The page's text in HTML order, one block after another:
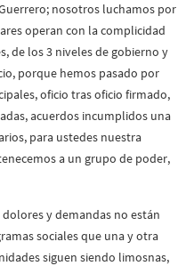
nosotros luchamos por
operan con la complicidad
de los 3 niveles de gobierno y
porque hemos pasado por
oficio tras oficio firmado,
acuerdos incumplidos una
para ustedes nuestra
a un grupo de poder,
y demandas no están
sociales que una y otra
siguen siendo limosnas,